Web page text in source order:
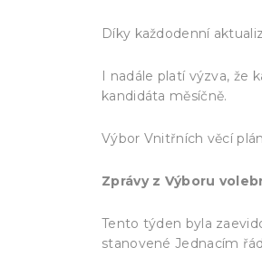
Díky každodenní
I nadále platí výzva, že
kandidáta měsíčně.
Výbor Vnitřních věcí
Zprávy z Výboru
Tento týden byla
stanovené Jednacím